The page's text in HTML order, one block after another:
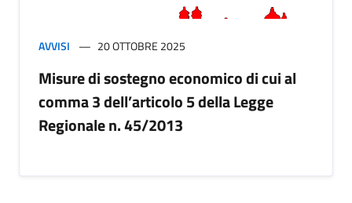
AVVISI 20 OTTOBRE 2025
Misure di sostegno economico di cui al
comma 3 dell’articolo 5 della Legge
Regionale n. 45/2013